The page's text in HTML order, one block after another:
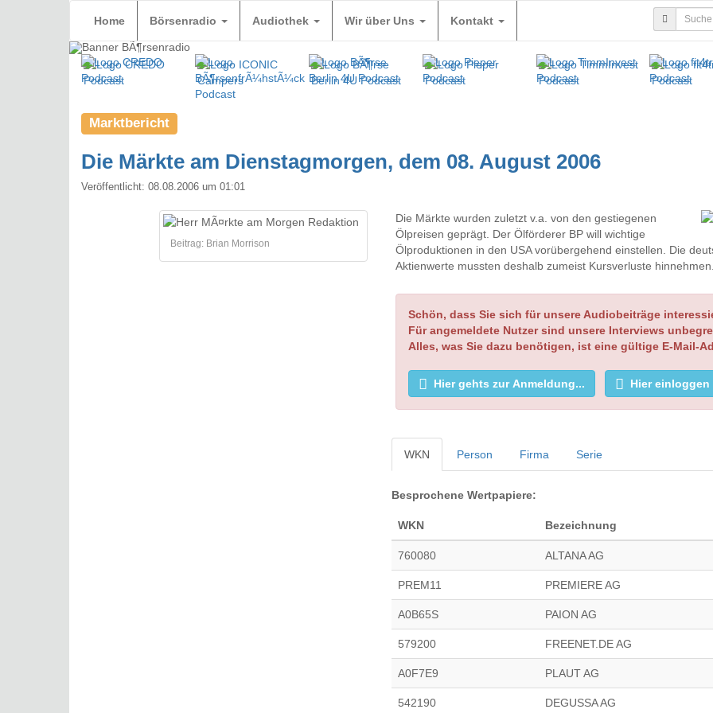
Home Börsenradio Audiothek Wir über Uns Kontakt
Marktbericht
Die Märkte am Dienstagmorgen, dem 08. August 2006
Veröffentlicht: 08.08.2006 um 01:01
Beitrag: Brian Morrison
Die Märkte wurden zuletzt v.a. von den gestiegenen
Ölpreisen geprägt. Der Ölförderer BP will wichtige
Ölproduktionen in den USA vorübergehend einstellen. Die
Aktienwerte mussten deshalb zumeist Kursverluste
Schön, dass Sie sich für unsere Audiobeiträge
Für angemeldete Nutzer sind unsere Interviews
Alles, was Sie dazu benötigen, ist eine gültige E-Mail-
Hier gehts zur Anmeldung... Hier einloggen
WKN Person Firma Serie
Besprochene Wertpapiere:
WKN Bezeichnung
760080 ALTANA AG
PREM11 PREMIERE AG
A0B65S PAION AG
579200 FREENET.DE AG
A0F7E9 PLAUT AG
542190 DEGUSSA AG